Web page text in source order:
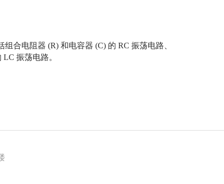
合电阻器 (R) 和电容器 (C) 的 RC 振荡电路、
振荡电路。